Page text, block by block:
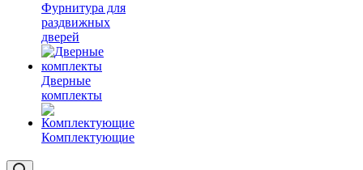
Фурнитура для
раздвижных
дверей
Дверные
комплекты
Комплектующие